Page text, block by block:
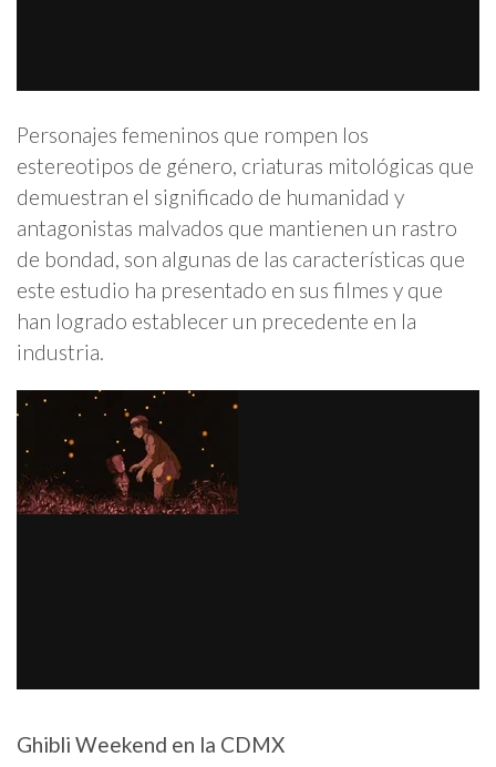
Personajes femeninos que rompen los
estereotipos de género, criaturas mitológicas que
demuestran el significado de humanidad y
antagonistas malvados que mantienen un rastro
de bondad, son algunas de las características que
este estudio ha presentado en sus filmes y que
han logrado establecer un precedente en la
industria.
Ghibli Weekend en la CDMX